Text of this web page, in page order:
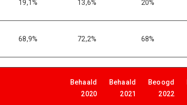
19,1% 13,6% 20%
68,9% 72,2% 68%
Behaald
2020
Behaald
2021
Beoogd
2022